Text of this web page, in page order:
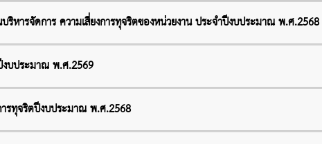
ริหารจัดการ ความเสี่ยงการทุจริตของหน่วยงาน ประจำปีงบประมาณ พ.ศ.2568
บประมาณ พ.ศ.2569
ารทุจริตปีงบประมาณ พ.ศ.2568